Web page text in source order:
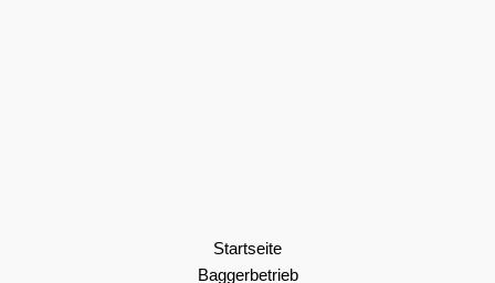
Startseite
Baggerbetrieb